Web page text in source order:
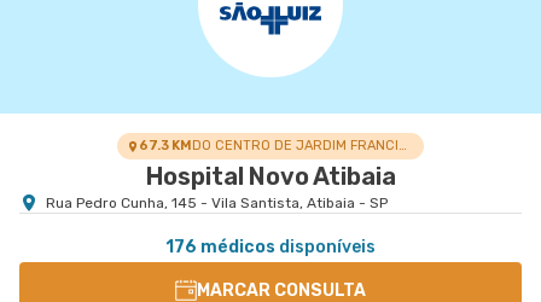
67.3 KM DO CENTRO DE JARDIM FRANCISCA
Hospital Novo Atibaia
Rua Pedro Cunha, 145 - Vila Santista, Atibaia - SP
176 médicos disponíveis
MARCAR CONSULTA